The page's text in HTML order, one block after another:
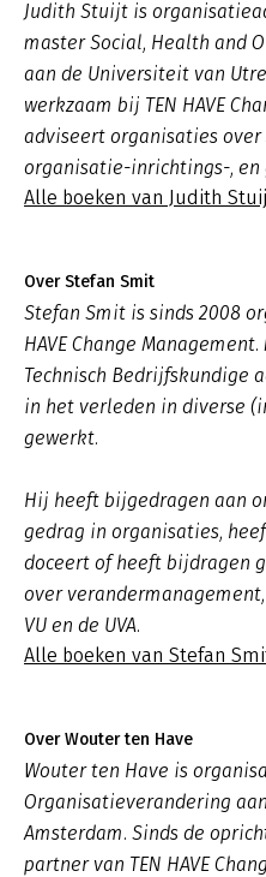
Judith Stuijt is
master Social, Health and
aan de Universiteit van
werkzaam bij TEN HAVE
adviseert organisaties
organisatie-inrichtings-, en
Alle boeken van Judith
Over Stefan Smit
Stefan Smit is sinds 2008
HAVE Change
Technisch Bedrijfskundige
in het verleden in diverse
gewerkt.
Hij heeft bijgedragen aan
gedrag in organisaties,
doceert of heeft bijdragen
over
VU en de UVA.
Alle boeken van Stefan
Over Wouter ten Have
Wouter ten Have is
Organisatieverandering
Amsterdam. Sinds de
partner van TEN HAVE